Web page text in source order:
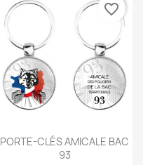
Aperçu rapide
PORTE-CLÉS AMICALE BAC
93
favorite_border